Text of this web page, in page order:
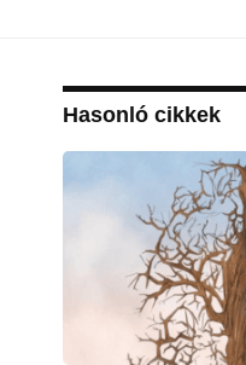
Hasonló cikkek